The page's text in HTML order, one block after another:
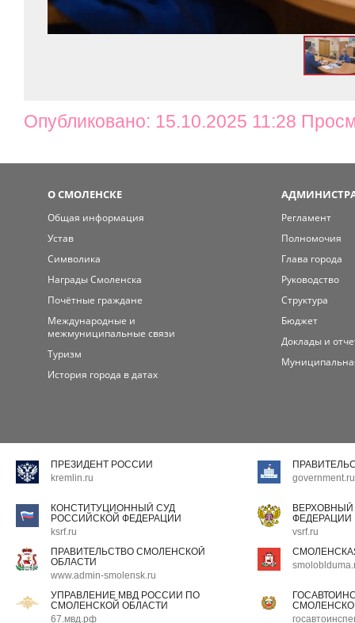
Опубликовано: 15.10.2025 11:28
О СМОЛЕНСКЕ
Общая информация
Устав
Символика
Награды Смоленска
Почётные граждане
Международные и
межмуниципальные связи
Туризм
История города в датах
Регламент
Полномочия
Глава города
Руководство
Структура
Бюджет
Доклады и
ПРЕЗИДЕНТ РОССИИ
kremlin.ru
government.ru
КОНСТИТУЦИОННЫЙ СУД
РОССИЙСКОЙ ФЕДЕРАЦИИ
ksrf.ru
ФЕДЕРАЦИИ
vsrf.ru
ПРАВИТЕЛЬСТВО СМОЛЕНСКОЙ
ОБЛАСТИ
www.admin-smolensk.ru
УПРАВЛЕНИЕ МВД РОССИИ ПО
СМОЛЕНСКОЙ ОБЛАСТИ
67.мвд.рф